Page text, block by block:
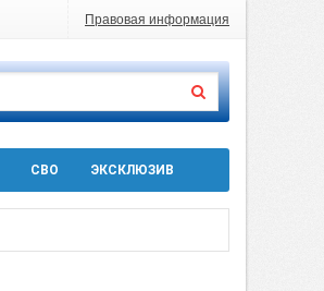
Правовая информация
СВО ЭКСКЛЮЗИВ